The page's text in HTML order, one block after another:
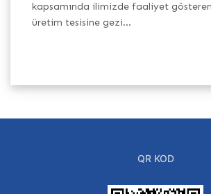
kapsamında ilimizde faaliyet
üretim tesisine gezi...
QR KOD